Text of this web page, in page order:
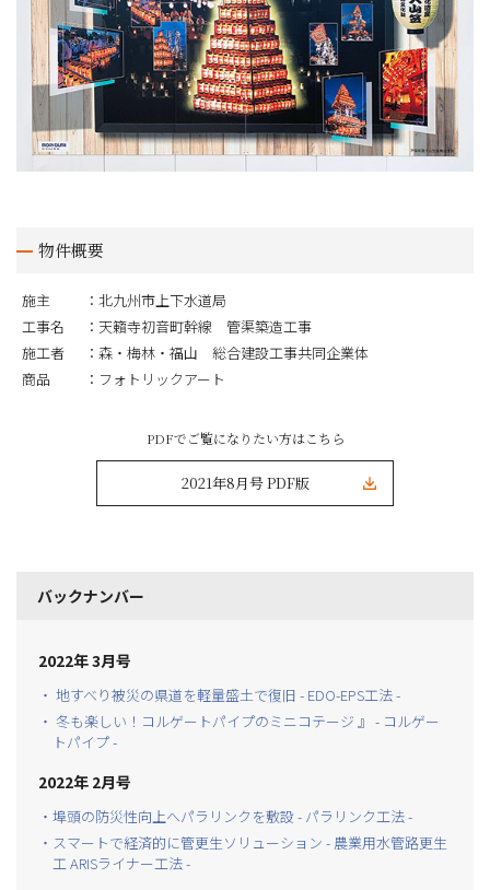
物件概要
施主
北九州市上下水道局
工事名
天籟寺初音町幹線 管渠築造工事
施工者
森・梅林・福山 総合建設工事共同企業体
商品
フォトリックアート
PDFでご覧になりたい方はこちら
2021年8月号 PDF版
バックナンバー
2022年 3月号
・ 地すべり被災の県道を軽量盛土で復旧 - EDO-EPS工法 -
・ 冬も楽しい！コルゲートパイプのミニコテージ 』 - コルゲー
トパイプ -
2022年 2月号
・埠頭の防災性向上へパラリンクを敷設 - パラリンク工法 -
・スマートで経済的に管更生ソリューション - 農業用水管路更生
工 ARISライナー工法 -